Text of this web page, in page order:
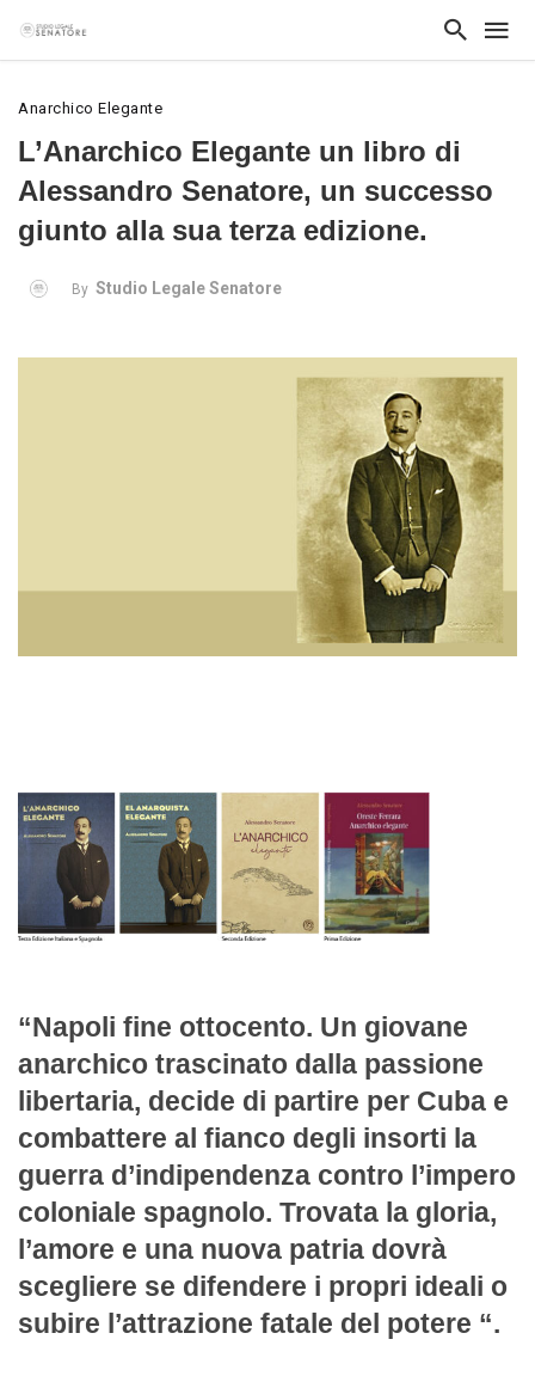
Anarchico Elegante
L’Anarchico Elegante un libro di
Alessandro Senatore, un successo
giunto alla sua terza edizione.
By Studio Legale Senatore
“Napoli fine ottocento. Un giovane
anarchico trascinato dalla passione
libertaria, decide di partire per Cuba e
combattere al fianco degli insorti la
guerra d’indipendenza contro l’impero
coloniale spagnolo. Trovata la gloria,
l’amore e una nuova patria dovrà
scegliere se difendere i propri ideali o
subire l’attrazione fatale del potere “.